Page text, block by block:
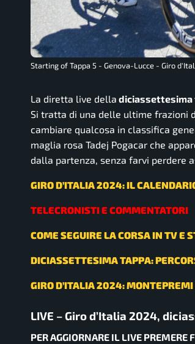
Starting of Tappa 5 - Genova-Lucce - Giro
La diretta live della diciassettesima
Si tratta di una delle ultime frazioni
cambiare qualcosa in classifica
maglia rosa Tadej Pogacar che
dalla partenza, senza farvi perdere
GIRO D’ITALIA 2024: IL
TELECRONISTI E COMMENTATORI
COME SEGUIRE LA CORSA IN TV E
DICIASSETTESIMA TAPPA:
GIRO D’ITALIA 2024:
LIVE – Giro d’Italia 2024,
PER AGGIORNARE IL LIVE PREMERE